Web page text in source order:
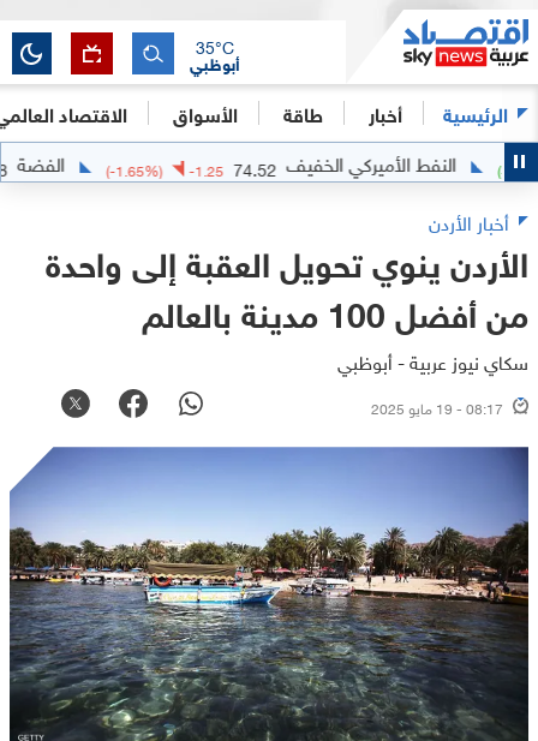
الرئيسية أخبار طاقة الأسواق الاقتصاد
أبوظبي
35°C
النفط الأميركي الخفيف 74.52
-1.25
(-1.65%) الفضة 62.0898
أخبار الأردن
الأردن ينوي تحويل العقبة إلى واحدة
من أفضل 100 مدينة بالعالم
سكاي نيوز عربية - أبوظبي
08:17 - 19 مايو 2025